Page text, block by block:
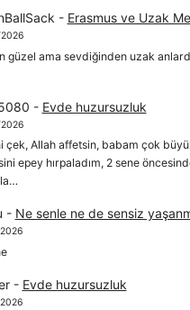
- Erasmus ve Uzak
güzel ama sevdiğinden uzak
- Evde huzursuzluk
çek, Allah affetsin, babam çok
epey hırpaladım, 2 sene
- Ne senle ne de sensiz
- Evde huzursuzluk